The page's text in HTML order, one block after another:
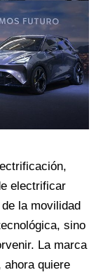
electrificar
la movilidad
sino
La marca
ahora quiere